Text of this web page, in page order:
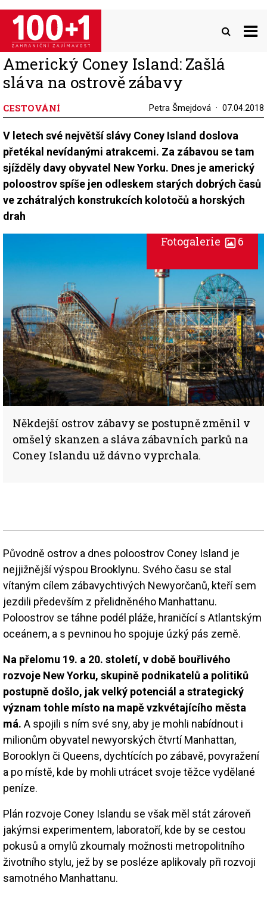
Přejít
hlavnímu
obsahu
Americký Coney Island: Zašlá
sláva na ostrově zábavy
CESTOVÁNÍ Petra Šmejdová 07.04.2018
V letech své největší slávy Coney Island doslova
přetékal nevídanými atrakcemi. Za zábavou se tam
sjížděly davy obyvatel New Yorku. Dnes je americký
poloostrov spíše jen odleskem starých dobrých časů
ve zchátralých konstrukcích kolotočů a horských
drah
Někdejší ostrov zábavy se postupně změnil v
omšelý skanzen a sláva zábavních parků na
Coney Islandu už dávno vyprchala.
Fotogalerie 6
Původně ostrov a dnes poloostrov Coney Island je
nejjižnější výspou Brooklynu. Svého času se stal
vítaným cílem zábavychtivých Newyorčanů, kteří sem
jezdili především z přelidněného Manhattanu.
Poloostrov se táhne podél pláže, hraničící s Atlantským
oceánem, a s pevninou ho spojuje úzký pás země.
Na přelomu 19. a 20. století, v době bouřlivého
rozvoje New Yorku, skupině podnikatelů a politiků
postupně došlo, jak velký potenciál a strategický
význam tohle místo na mapě vzkvétajícího města
má. A spojili s ním své sny, aby je mohli nabídnout i
milionům obyvatel newyorských čtvrtí Manhattan,
Borooklyn či Queens, dychtících po zábavě, povyražení
a po místě, kde by mohli utrácet svoje těžce vydělané
peníze.
Plán rozvoje Coney Islandu se však měl stát zároveň
jakýmsi experimentem, laboratoří, kde by se cestou
pokusů a omylů zkoumaly možnosti metropolitního
životního stylu, jež by se posléze aplikovaly při rozvoji
samotného Manhattanu.